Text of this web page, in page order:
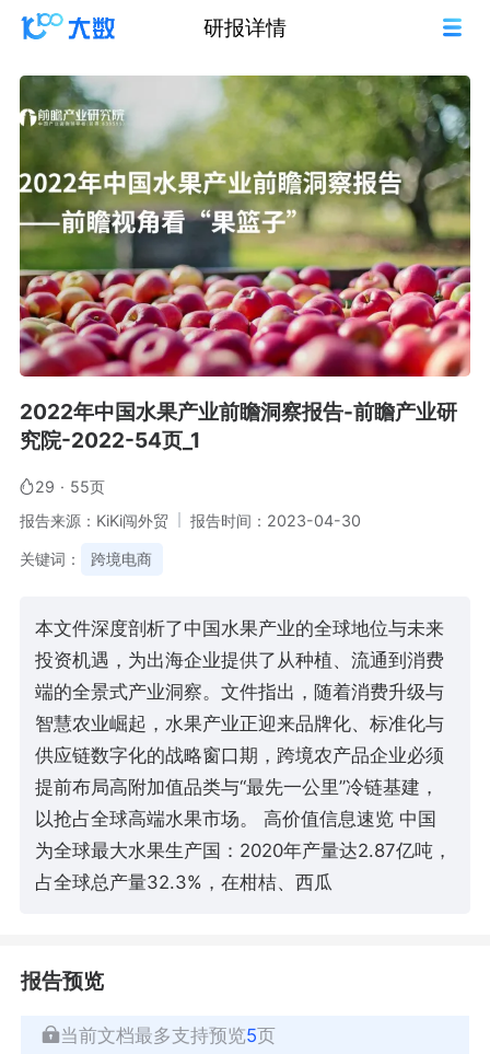
研报详情
2022年中国水果产业前瞻洞察报告-前瞻产业研
究院-2022-54页_1
29 · 55页
报告来源：KiKi闯外贸
报告时间：2023-04-30
关键词： 跨境电商
本文件深度剖析了中国水果产业的全球地位与未来
投资机遇，为出海企业提供了从种植、流通到消费
端的全景式产业洞察。文件指出，随着消费升级与
智慧农业崛起，水果产业正迎来品牌化、标准化与
供应链数字化的战略窗口期，跨境农产品企业必须
提前布局高附加值品类与“最先一公里”冷链基建，
以抢占全球高端水果市场。 高价值信息速览 中国
为全球最大水果生产国：2020年产量达2.87亿吨，
占全球总产量32.3%，在柑桔、西瓜
报告预览
当前文档最多支持预览5页